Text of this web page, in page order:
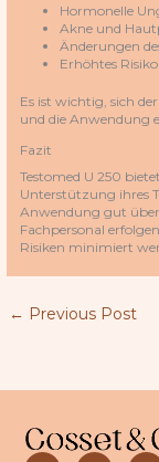
Hormonelle
Akne und
Änderungen
Erhöhtes
Es ist wichtig, sich
und die Anwendung
Fazit
Testomed U 250
Unterstützung ihres
Anwendung gut
Fachpersonal
Risiken minimiert
← Previous Post